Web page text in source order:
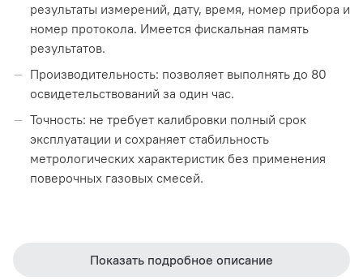
результаты измерений, дату, время, номер прибора и
номер протокола. Имеется фискальная память
результатов.
Производительность: позволяет выполнять до 80
освидетельствований за один час.
Точность: не требует калибровки полный срок
эксплуатации и сохраняет стабильность
метрологических характеристик без применения
поверочных газовых смесей.
Показать подробное описание